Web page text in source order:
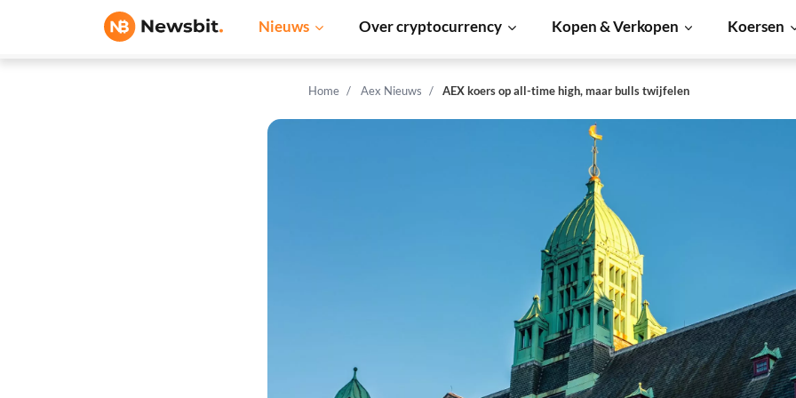
Nieuws Over cryptocurrency Kopen & Verkopen Koersen
Home Aex Nieuws AEX koers op all-time high, maar bulls twijfelen